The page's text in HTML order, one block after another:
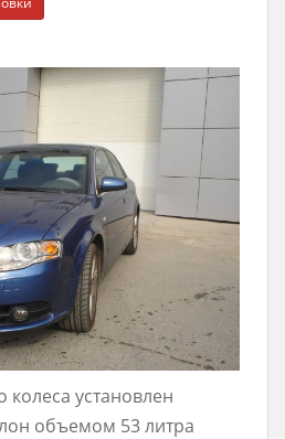
колеса установлен
объемом 53 литра